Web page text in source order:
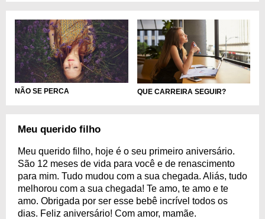
NÃO SE PERCA QUE CARREIRA SEGUIR?
Meu querido filho
Meu querido filho, hoje é o seu primeiro aniversário.
São 12 meses de vida para você e de renascimento
para mim. Tudo mudou com a sua chegada. Aliás, tudo
melhorou com a sua chegada! Te amo, te amo e te
amo. Obrigada por ser esse bebê incrível todos os
dias. Feliz aniversário! Com amor, mamãe.